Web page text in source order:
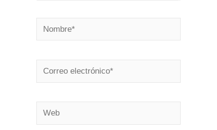
Nombre*
Correo
electrónico*
Web